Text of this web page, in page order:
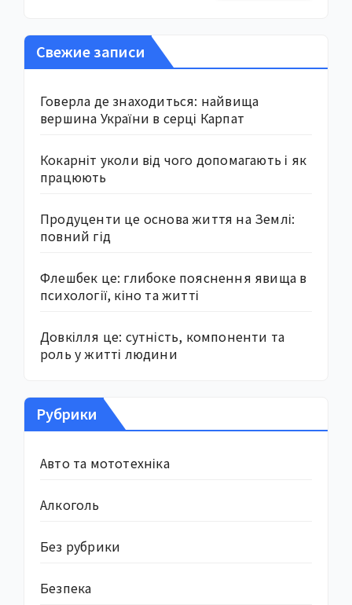
Свежие записи
Говерла де знаходиться: найвища
вершина України в серці Карпат
Кокарніт уколи від чого допомагають і як
працюють
Продуценти це основа життя на Землі:
повний гід
Флешбек це: глибоке пояснення явища в
психології, кіно та житті
Довкілля це: сутність, компоненти та
роль у житті людини
Рубрики
Авто та мототехніка
Алкоголь
Без рубрики
Безпека